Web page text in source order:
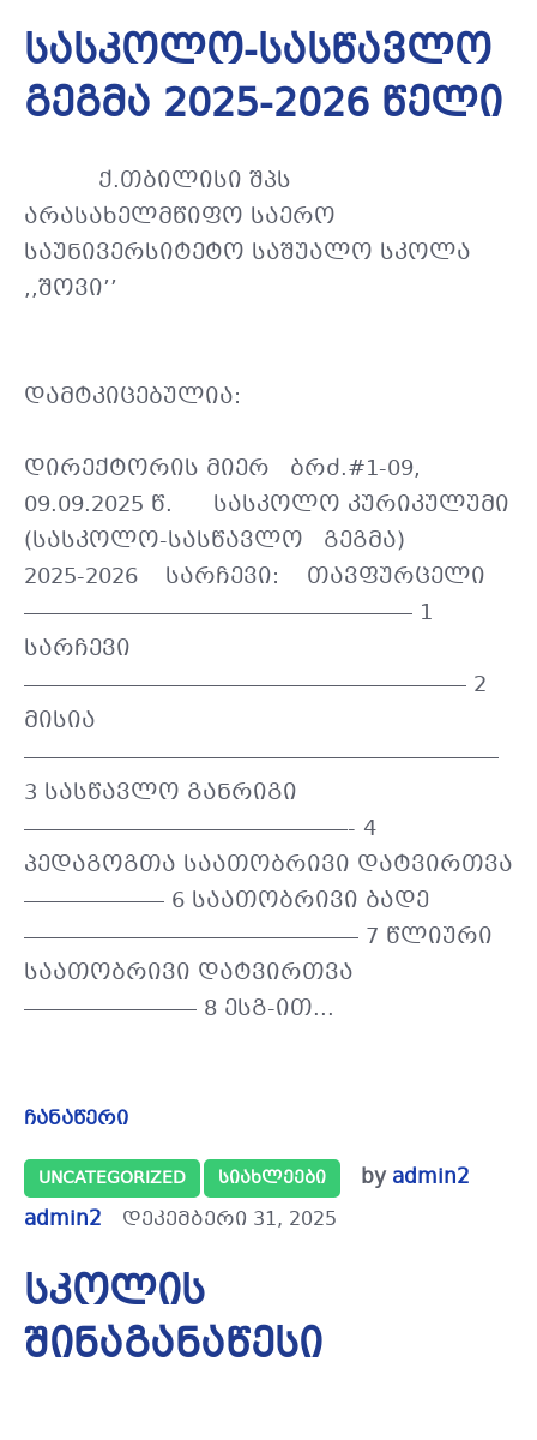
სასკოლო-სასწავლო
გეგმა 2025-2026 წელი
ქ.თბილისი შპს
არასახელმწიფო საერო
საუნივერსიტეტო საშუალო სკოლა
,,შოვი’’
დამტკიცებულია:
დირექტორის მიერ ბრძ.#1-09,
09.09.2025 წ. სასკოლო კურიკულუმი
(სასკოლო-სასწავლო გეგმა)
2025-2026 სარჩევი: თავფურცელი
—————————————————— 1
სარჩევი
————————————————————– 2
მისია
——————————————————————
3 სასწავლო განრიგი
———————————————- 4
პედაგოგთა საათობრივი დატვირთვა
——————– 6 საათობრივი ბადე
———————————————– 7 წლიური
საათობრივი დატვირთვა
———————— 8 ესგ-ით...
ჩანაწერი
UNCATEGORIZED ᲡᲘᲐᲮᲚᲔᲔᲑᲘ byadmin2
admin2
დეკემბერი 31, 2025
სკოლის
შინაგანაწესი